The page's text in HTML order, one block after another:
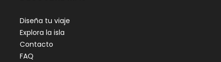
Diseña tu viaje
Explora la isla
Contacto
FAQ